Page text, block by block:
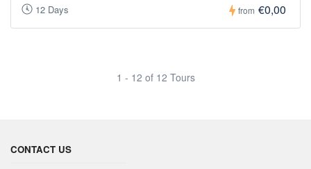
12 Days from €0,00
1 - 12 of 12 Tours
CONTACT US